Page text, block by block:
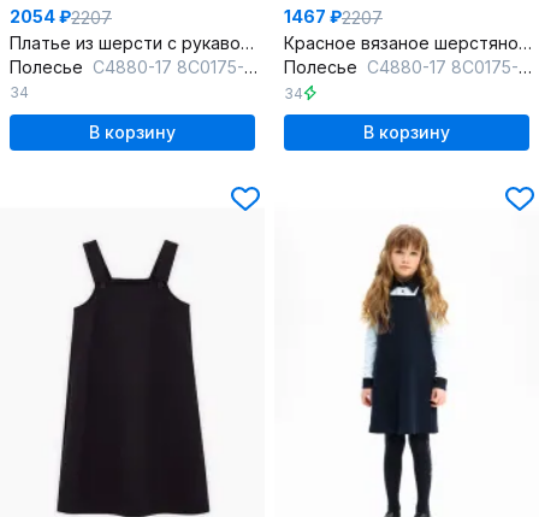
2054 ₽2207
Платье из шерсти с рукавом реглан, розовое, до бедра
Полесье С4880-17 8С0175-Д43 134,140 лавандовый
34
В корзину
1467 ₽2207
Красное вязаное шерстяное платье с длинным рукавом
Полесье С4880-17 8С0175-Д43 134,140 красный_минерал
34
В корзину